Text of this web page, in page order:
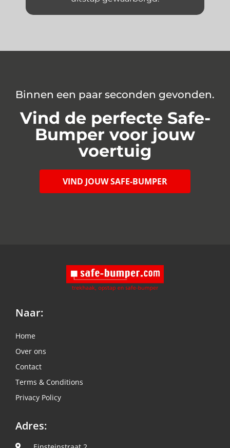
Binnen een paar seconden gevonden.
Vind de perfecte Safe-
Bumper voor jouw
voertuig
VIND JOUW SAFE-BUMPER
Naar:
Home
Over ons
Contact
Terms & Conditions
Privacy Policy
Adres: